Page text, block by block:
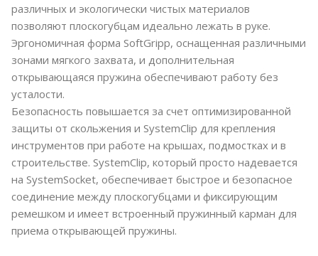
различных и экологически чистых материалов
позволяют плоскогубцам идеально лежать в руке.
Эргономичная форма SoftGripp, оснащенная различными
зонами мягкого захвата, и дополнительная
открывающаяся пружина обеспечивают работу без
усталости.
Безопасность повышается за счет оптимизированной
защиты от скольжения и SystemClip для крепления
инструментов при работе на крышах, подмостках и в
строительстве. SystemClip, который просто надевается
на SystemSocket, обеспечивает быстрое и безопасное
соединение между плоскогубцами и фиксирующим
ремешком и имеет встроенный пружинный карман для
приема открывающей пружины.